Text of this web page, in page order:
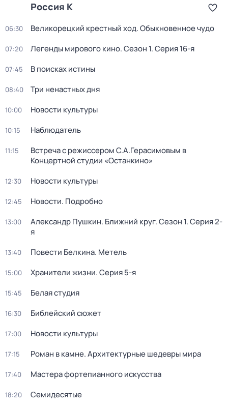
Россия К
06:30 Великорецкий крестный ход. Обыкновенное чудо
07:20 Легенды мирового кино. Сезон 1. Серия 16-я
07:45 В поисках истины
08:40 Три ненастных дня
10:00 Новости культуры
10:15 Наблюдатель
11:15
Встреча с режиссером С.А.Герасимовым в
Концертной студии «Останкино»
12:30 Новости культуры
12:45 Новости. Подробно
13:00 Александр Пушкин. Ближний круг. Сезон 1. Серия 2-
я
13:40 Повести Белкина. Метель
15:00 Хранители жизни. Серия 5-я
15:45 Белая студия
16:30 Библейский сюжет
17:00 Новости культуры
17:15 Роман в камне. Архитектурные шедевры мира
17:40 Мастера фортепианного искусства
18:20 Семидесятые